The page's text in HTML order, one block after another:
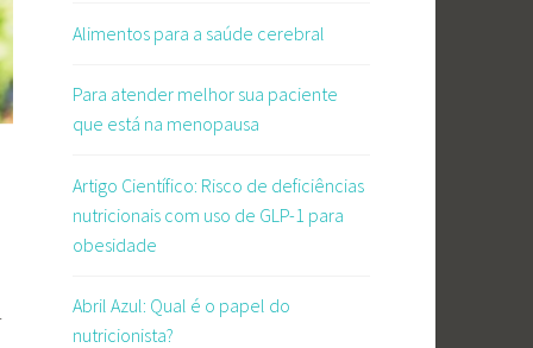
Alimentos para a saúde cerebral
Para atender melhor sua paciente
que está na menopausa
Artigo Científico: Risco de deficiências
nutricionais com uso de GLP-1 para
obesidade
Abril Azul: Qual é o papel do
nutricionista?